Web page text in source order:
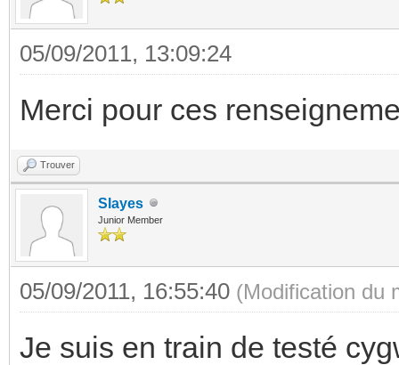
05/09/2011, 13:09:24
Merci pour ces
Trouver
Slayes
Junior Member
05/09/2011, 16:55:40 (Modification du
Je suis en train de testé